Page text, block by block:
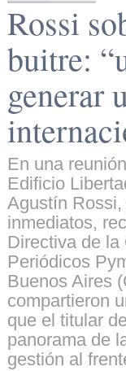
Rossi
buitre:
generar
En una
Edificio
Agustín
inmediatos,
Directiva de
Periódicos
Buenos Aires
compartieron
que el titular
panorama de
gestión al